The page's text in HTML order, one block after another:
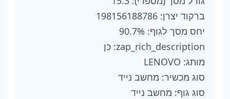
ברקוד יצרן: 198156188786
יחס מסך לגוף: 90.7%
zap_rich_description: כן
מותג: LENOVO
סוג מכשיר: מחשב נייד
סוג גוף: מחשב נייד